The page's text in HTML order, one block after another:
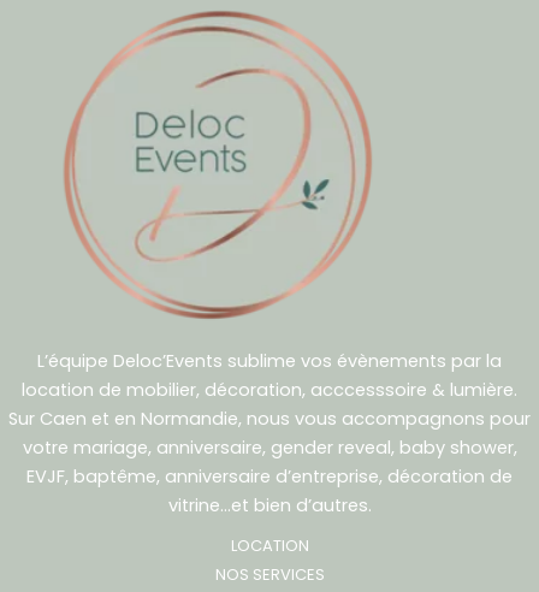
L’équipe Deloc’Events sublime vos évènements par la
location de mobilier, décoration, acccesssoire & lumière.
Sur Caen et en Normandie, nous vous accompagnons pour
votre mariage, anniversaire, gender reveal, baby shower,
EVJF, baptême, anniversaire d’entreprise, décoration de
vitrine…et bien d’autres.
LOCATION
NOS SERVICES